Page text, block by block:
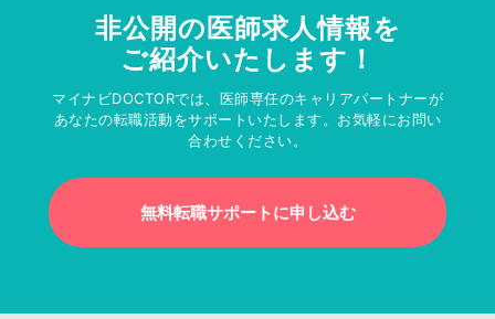
非公開の医師求人情報を
ご紹介いたします！
マイナビDOCTORでは、医師専任のキャリアパートナーが
あなたの転職活動をサポートいたします。お気軽にお問い
合わせください。
無料転職サポートに申し込む